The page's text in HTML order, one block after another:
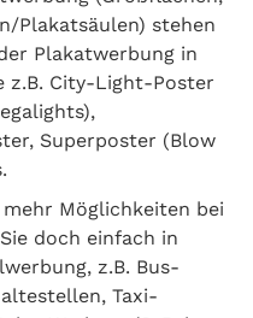
Plakatsäulen) stehen
Plakatwerbung in
z.B. City-Light-Poster
Superposter (Blow
Möglichkeiten bei
doch einfach in
z.B. Bus-
Taxi-